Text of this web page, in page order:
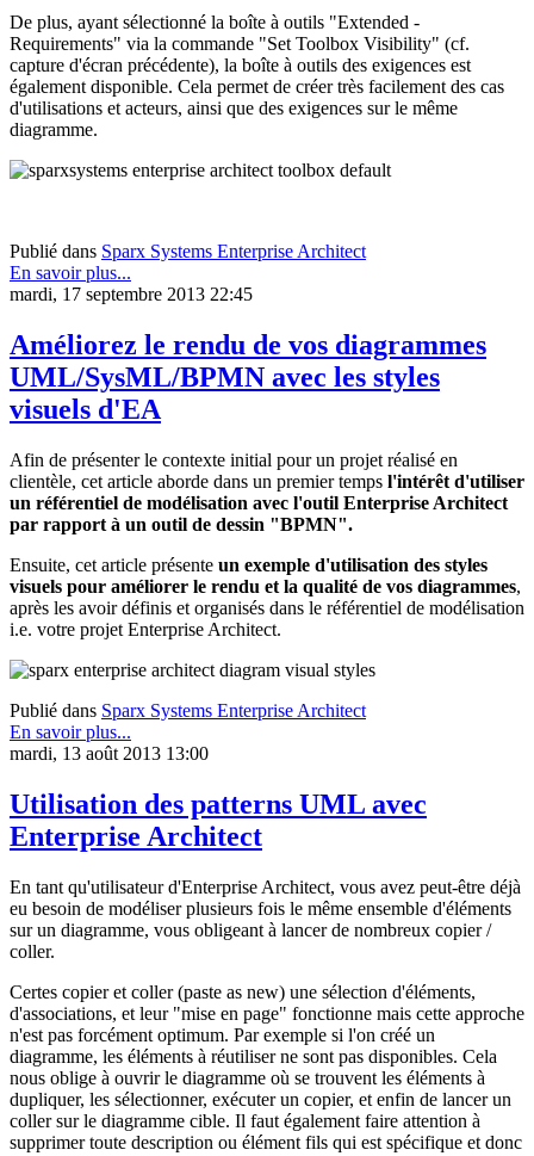
De plus, ayant sélectionné la boîte à outils "Extended -
Requirements" via la commande "Set Toolbox Visibility" (cf.
capture d'écran précédente), la boîte à outils des exigences est
également disponible. Cela permet de créer très facilement des cas
d'utilisations et acteurs, ainsi que des exigences sur le même
diagramme.
Publié dans Sparx Systems Enterprise Architect
En savoir plus...
mardi, 17 septembre 2013 22:45
Améliorez le rendu de vos diagrammes
UML/SysML/BPMN avec les styles
visuels d'EA
Afin de présenter le contexte initial pour un projet réalisé en
clientèle, cet article aborde dans un premier temps l'intérêt d'utiliser
un référentiel de modélisation avec l'outil Enterprise Architect
par rapport à un outil de dessin "BPMN".
Ensuite, cet article présente un exemple d'utilisation des styles
visuels pour améliorer le rendu et la qualité de vos diagrammes,
après les avoir définis et organisés dans le référentiel de modélisation
i.e. votre projet Enterprise Architect.
Publié dans Sparx Systems Enterprise Architect
En savoir plus...
mardi, 13 août 2013 13:00
Utilisation des patterns UML avec
Enterprise Architect
En tant qu'utilisateur d'Enterprise Architect, vous avez peut-être déjà
eu besoin de modéliser plusieurs fois le même ensemble d'éléments
sur un diagramme, vous obligeant à lancer de nombreux copier /
coller.
Certes copier et coller (paste as new) une sélection d'éléments,
d'associations, et leur "mise en page" fonctionne mais cette approche
n'est pas forcément optimum. Par exemple si l'on créé un
diagramme, les éléments à réutiliser ne sont pas disponibles. Cela
nous oblige à ouvrir le diagramme où se trouvent les éléments à
dupliquer, les sélectionner, exécuter un copier, et enfin de lancer un
coller sur le diagramme cible. Il faut également faire attention à
supprimer toute description ou élément fils qui est spécifique et donc